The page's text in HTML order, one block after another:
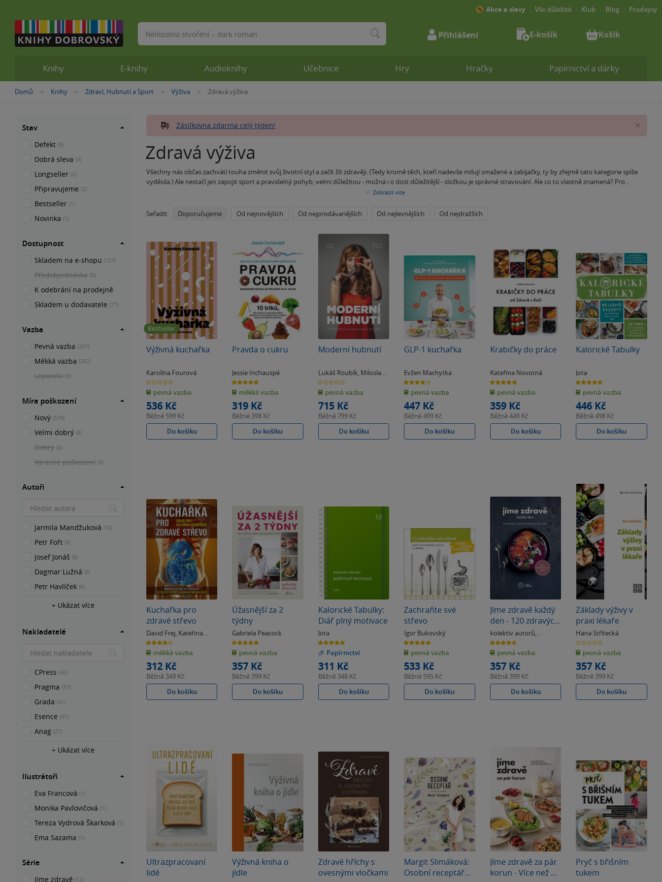
Nacházíte
Domů »
Knihy »
Zdraví, Hubnutí a Sport »
Výživa »
Zdravá výživa
Zásilkovna zdarma celý týden!
Zdravá výživa
Všechny nás občas zachvátí touha změnit svůj životní styl a začít žít zdravěji. (Tedy kromě těch, kteří nadevše milují smažené a zabíjačky, ty by zřejmě tato kategorie spíše
vyděsila.) Ale nestačí jen zapojit sport a pravidelný pohyb, velmi důležitou - možná i o dost důležitější - složkou je správné stravování. Ale co to vlastně znamená? Pro
Pokud chcete zhubnout či jinak vyrýsovat svoji postavu, volte návodné kuchařky z této nabídky. Skvělou variantou budou série
vegetariány i vegany nebo průvodce velmi populární
Zobrazitvíce
Seřadit: Doporučujeme Od nejnovějších Od nejprodávanějších Od nejlevnějších Od nejdražších
Bestseller
Výživná kuchařka
Karolína Fourová
0.0
z
5
hvězdiček
pevná vazba
536 Kč
Běžně 599 Kč
Do košíku
Pravda o cukru
Jessie Inchauspé
4.8
z
5
hvězdiček
měkká vazba
319 Kč
Běžně 398 Kč
Do košíku
Moderní hubnutí
Lukáš Roubík, Miloslav
Šindelář
0.0
z
5
hvězdiček
pevná vazba
715 Kč
Běžně799 Kč
Do košíku
GLP-1 kuchařka
Evžen Machytka
4.0
z
5
hvězdiček
pevná vazba
447 Kč
Běžně499 Kč
Do košíku
Krabičky do práce
Kateřina Novotná
5.0
z
5
hvězdiček
pevná vazba
359 Kč
Běžně449 Kč
Do košíku
Kalorické Tabulky
Jota
4.7
z
5
hvězdiček
pevná vazba
446 Kč
Běžně498 Kč
Do košíku
Kuchařka pro
zdravé střevo
David Frej, Kateřina
Weinerová
4.3
z
5
hvězdiček
měkká vazba
312 Kč
Běžně 349 Kč
Do košíku
Úžasnější za 2
týdny
Gabriela Peacock
4.8
z
5
hvězdiček
pevná vazba
357 Kč
Běžně 399 Kč
Do košíku
Kalorické Tabulky:
Diář plný motivace
Jota
5.0
z
5
hvězdiček
Papírnictví
311 Kč
Běžně 348 Kč
Do košíku
Zachraňte své
střevo
Igor Bukovský
5.0
z
5
hvězdiček
pevná vazba
533 Kč
Běžně 595 Kč
Do košíku
Jíme zdravě každý
den - 120 zdravých
a chutných
receptů pro celou
rodinu
kolektiv autorů,
Barbora Hlubučková
4.6
z
5
hvězdiček
pevná vazba
357 Kč
Běžně 399 Kč
Do košíku
Základy výživy v
praxi lékaře
Hana Střítecká
0.0
z
5
hvězdiček
pevná vazba
357 Kč
Běžně 399 Kč
Do košíku
Ultrazpracovaní
lidé
Výživná kniha o
jídle
Zdravé hříchy s
ovesnými vločkami
Margit Slimáková:
Osobní receptář
Jíme zdravě za pár
korun - Více než 90
Pryč s břišním
tukem
Stav
Defekt (8)
Dobrá sleva (3)
Longseller (2)
Připravujeme (2)
Bestseller (1)
Novinka (1)
Dostupnost
Skladem na e-shopu (127)
Předobjednávka (0)
K odebrání na prodejně
Skladem u dodavatele (77)
Vazba
Pevná vazba (267)
Měkká vazba (287)
Leporelo (0)
Míra poškození
Nový (570)
Velmi dobrý (8)
Dobrý (0)
Výrazné poškození (0)
Autoři
Jarmila Mandžuková (10)
Petr Fořt (8)
Josef Jonáš (6)
Dagmar Lužná (6)
Petr Havlíček (6)
+ Ukázat více
Nakladatelé
CPress (42)
Pragma (37)
Grada (31)
Esence (31)
Anag (27)
+ Ukázat více
Ilustrátoři
Eva Francová (1)
Monika Pavlovičová (1)
Tereza Vydrová Škarková (1)
Ema Sazama (1)
Série
Jíme zdravě (12)
Knihy E-knihy Audioknihy Učebnice Hry Hračky Papírnictví a dárky
Akce a slevy Vše důležité Klub Blog Prodejny
Vyhledávání Přihlášení E-košík Košík